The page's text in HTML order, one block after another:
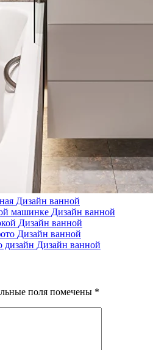
Дизайн ванной
машинке Дизайн ванной
Дизайн ванной
Дизайн ванной
дизайн Дизайн ванной
поля помечены *